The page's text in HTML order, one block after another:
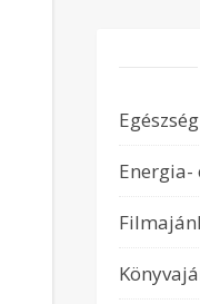
Egészség
Energia-